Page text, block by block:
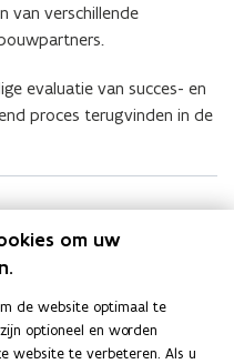
van verschillende
evaluatie van succes- en
proces terugvinden in de
om uw
de website optimaal te
optioneel en worden
website te verbeteren. Als u